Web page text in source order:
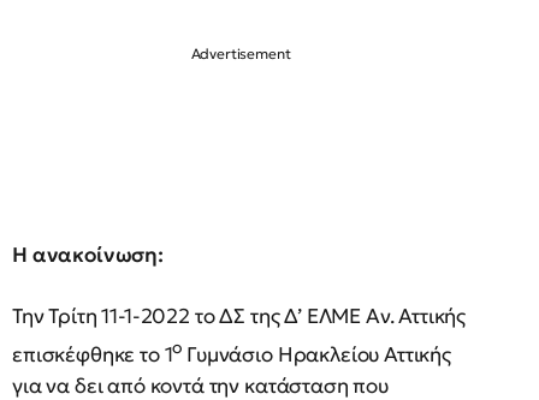
Η ανακοίνωση:
Την Τρίτη 11-1-2022 το ΔΣ της Δ’ ΕΛΜΕ Αν. Αττικής
επισκέφθηκε το 1ο Γυμνάσιο Ηρακλείου Αττικής
για να δει από κοντά την κατάσταση που